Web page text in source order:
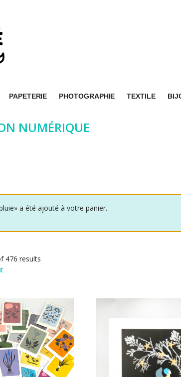
PAPETERIE PHOTOGRAPHIE TEXTILE
NUMÉRIQUE
a été ajouté à votre panier.
476 results